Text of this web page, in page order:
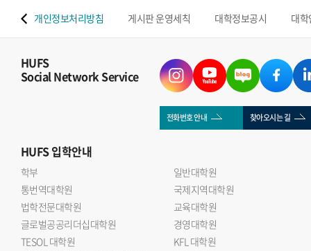
개인정보처리방침 게시판 운영세칙 대학정보공시 대
HUFS
Social Network Service
전화번호 안내 찾아오시는 길
HUFS입학안내
학부
일반대학원
통번역대학원
국제지역대학원
법학전문대학원
교육대학원
글로벌공공리더십대학원
경영대학원
TESOL 대학원
KFL 대학원